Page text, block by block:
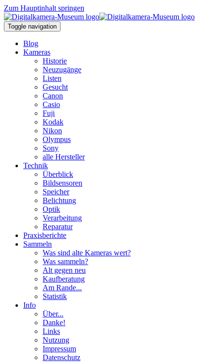
Zum Hauptinhalt springen
Toggle navigation
Blog
Kameras
Historie
Neuzugänge
Listen
Gesucht
Canon
Casio
Fuji
Kodak
Nikon
Olympus
Sony
alle Hersteller
Technik
Überblick
Bildsensoren
Speicher
Belichtung
Optik
Verarbeitung
Reparatur
Praxisberichte
Sammeln
Was sind alte Kameras wert?
Was sammeln?
Alt gegen neu
Kaufberatung
Am Rande...
Statistik
Info
Über...
Danke!
Links
Nutzung
Impressum
Datenschutz